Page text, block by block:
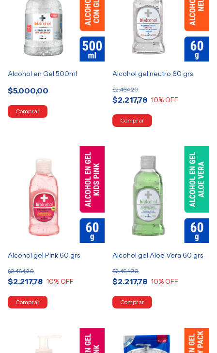
Alcohol en Gel 500ml
$5.000,00
Alcohol gel neutro 60 grs
$2.217,78
$2.464,20
10% OFF
Alcohol gel Pink 60 grs
$2.217,78
$2.464,20
10% OFF
Alcohol gel Aloe Vera 60 grs
$2.217,78
$2.464,20
10% OFF